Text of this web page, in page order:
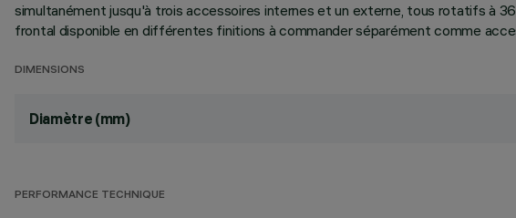
simultanément jusqu'à trois accessoires internes et un externe, tous rotatifs à
frontal disponible en différentes finitions à commander séparément comme
DIMENSIONS
Diamètre (mm)
PERFORMANCE TECHNIQUE